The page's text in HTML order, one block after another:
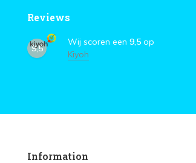
Reviews
9,5
Wij scoren een 9,5 op
Kiyoh
Information